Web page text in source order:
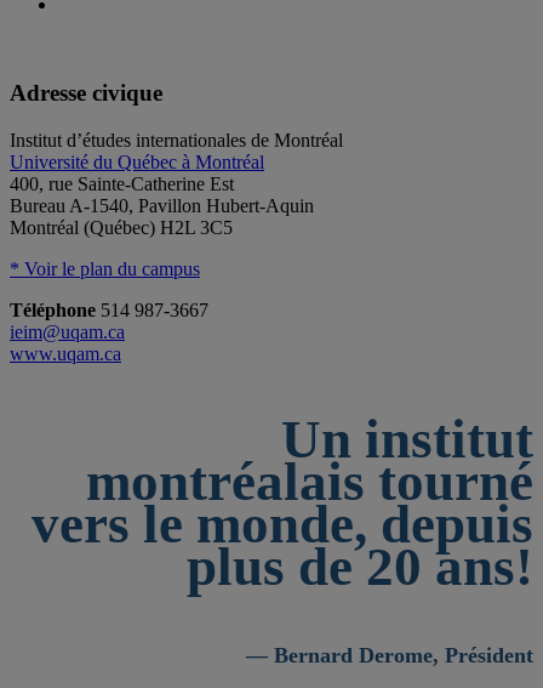
Adresse civique
Institut d’études internationales de Montréal
Université du Québec à Montréal
400, rue Sainte-Catherine Est
Bureau A-1540, Pavillon Hubert-Aquin
Montréal (Québec) H2L 3C5
* Voir le plan du campus
Téléphone 514 987-3667
ieim@uqam.ca
www.uqam.ca
Un institut
montréalais tourné
vers le monde, depuis
plus de 20 ans!
— Bernard Derome, Président